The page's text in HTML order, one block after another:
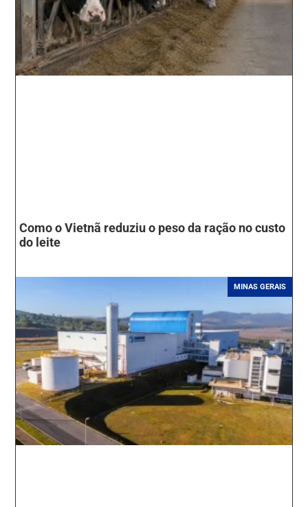
Como o Vietnã reduziu o peso da ração no custo
do leite
MINAS GERAIS